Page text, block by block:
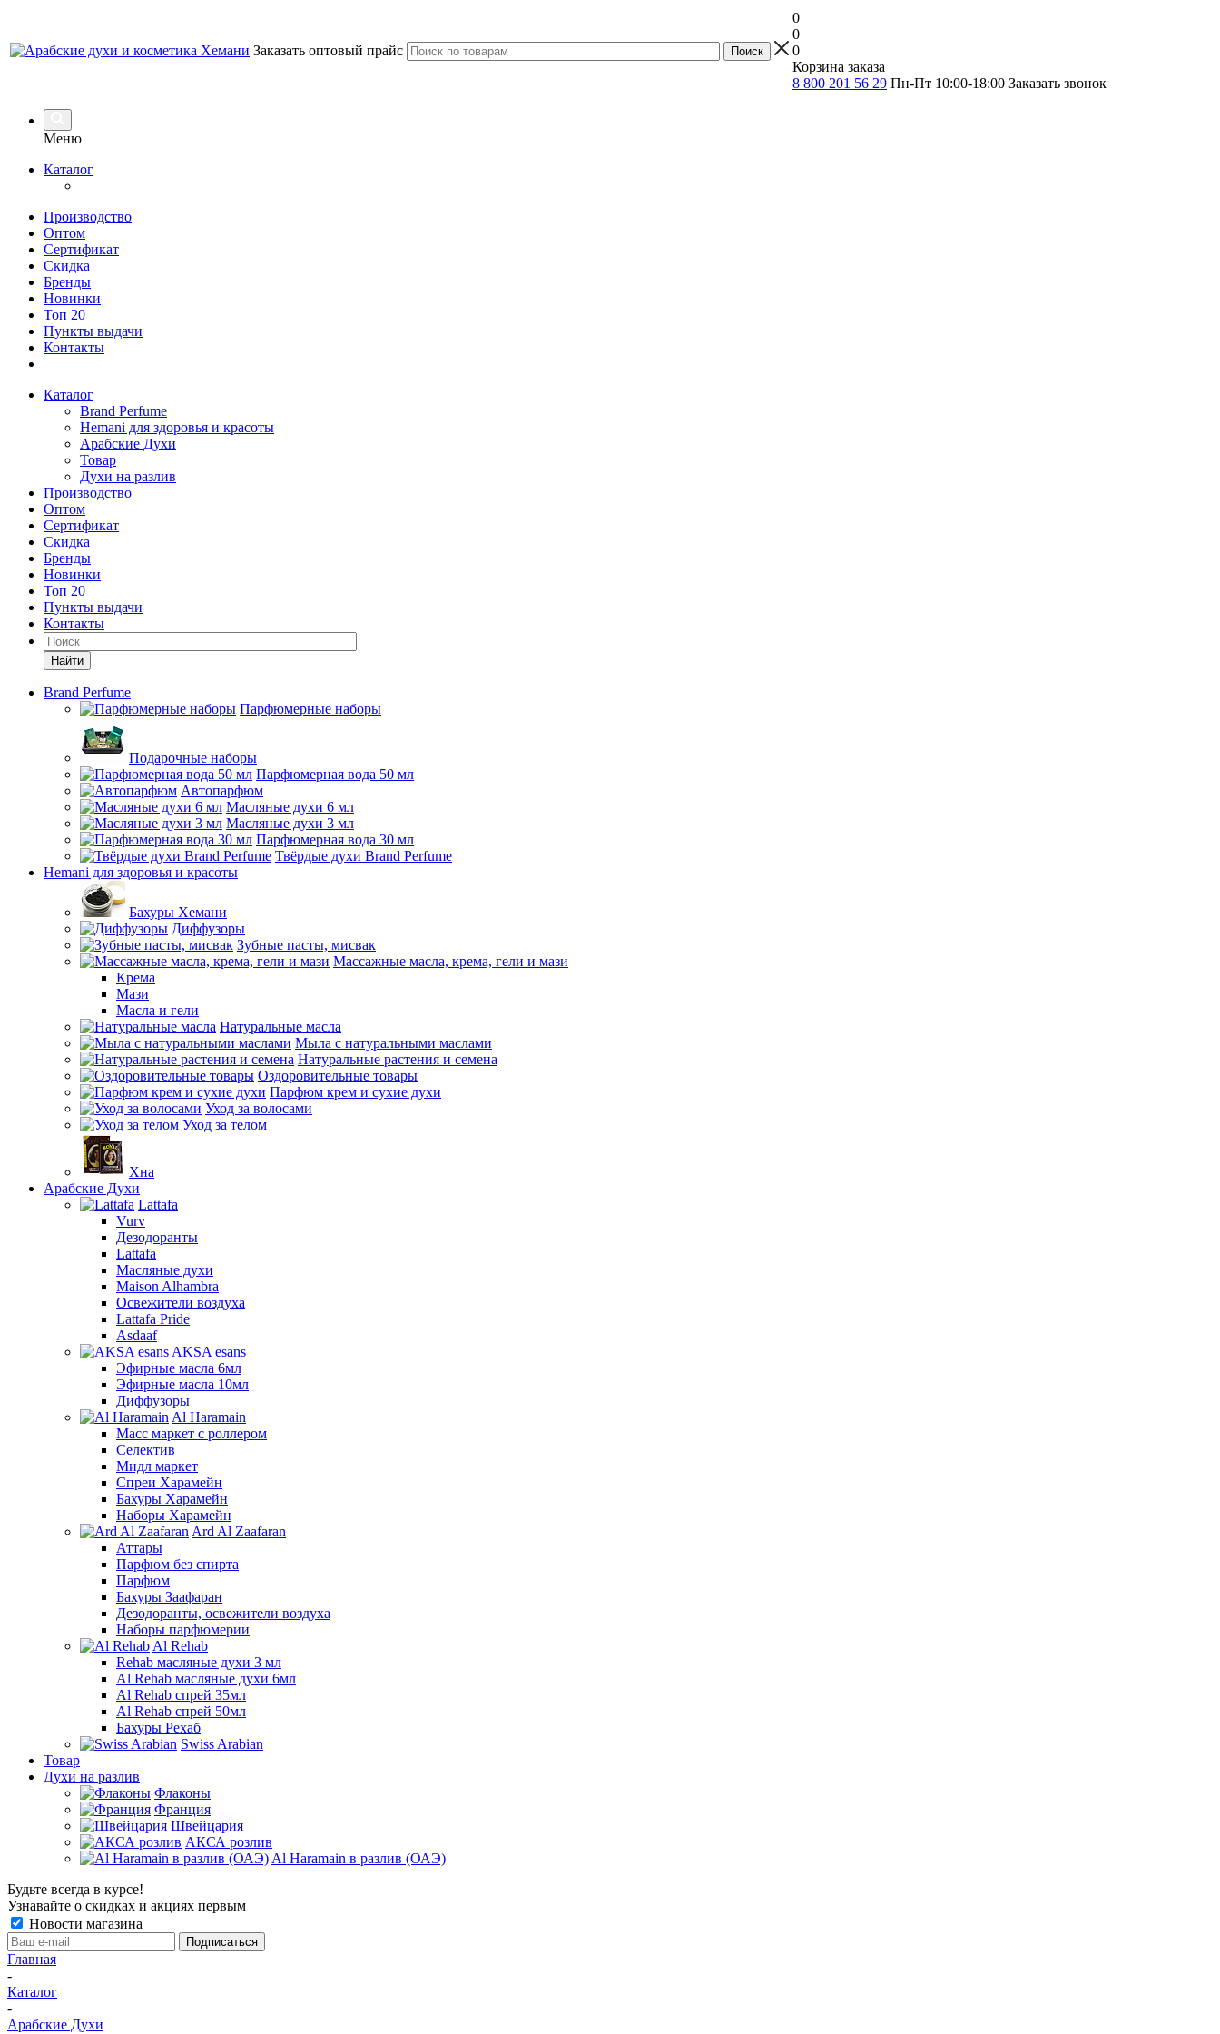
Заказать оптовый прайс
0
0
0
Корзина заказа
8 800 201 56 29 Пн-Пт 10:00-18:00 Заказать звонок
Меню
Каталог
Производство
Оптом
Сертификат
Скидка
Бренды
Новинки
Топ 20
Пункты выдачи
Контакты
Каталог
Brand Perfume
Hemani для здоровья и красоты
Арабские Духи
Товар
Духи на разлив
Производство
Оптом
Сертификат
Скидка
Бренды
Новинки
Топ 20
Пункты выдачи
Контакты
Найти
Brand Perfume
Парфюмерные наборы
Подарочные наборы
Парфюмерная вода 50 мл
Автопарфюм
Масляные духи 6 мл
Масляные духи 3 мл
Парфюмерная вода 30 мл
Твёрдые духи Brand Perfume
Hemani для здоровья и красоты
Бахуры Хемани
Диффузоры
Зубные пасты, мисвак
Массажные масла, крема, гели и мази
Крема
Мази
Масла и гели
Натуральные масла
Мыла с натуральными маслами
Натуральные растения и семена
Оздоровительные товары
Парфюм крем и сухие духи
Уход за волосами
Уход за телом
Хна
Арабские Духи
Lattafa
Vurv
Дезодоранты
Lattafa
Масляные духи
Maison Alhambra
Освежители воздуха
Lattafa Pride
Asdaaf
AKSA esans
Эфирные масла 6мл
Эфирные масла 10мл
Диффузоры
Al Haramain
Масс маркет с роллером
Селектив
Мидл маркет
Спреи Харамейн
Бахуры Харамейн
Наборы Харамейн
Ard Al Zaafaran
Аттары
Парфюм без спирта
Парфюм
Бахуры Заафаран
Дезодоранты, освежители воздуха
Наборы парфюмерии
Al Rehab
Rehab масляные духи 3 мл
Al Rehab масляные духи 6мл
Al Rehab спрей 35мл
Al Rehab спрей 50мл
Бахуры Рехаб
Swiss Arabian
Товар
Духи на разлив
Флаконы
Франция
Швейцария
АКСА розлив
Al Haramain в разлив (ОАЭ)
Будьте всегда в курсе!
Узнавайте о скидках и акциях первым
Новости магазина
Главная
-
Каталог
-
Арабские Духи